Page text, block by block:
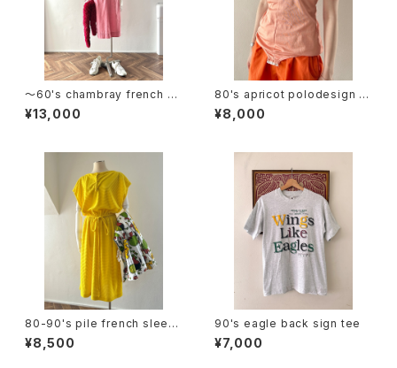
〜60's chambray french sl
eeve dress
¥13,000
80's apricot polodesign S/
S bodysuit
¥8,000
80-90's pile french sleev
e dress
¥8,500
90's eagle back sign tee
¥7,000